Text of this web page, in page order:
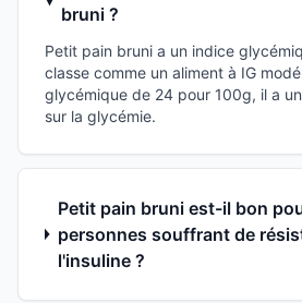
bruni ?
Petit pain bruni a un indice
classe comme un aliment à IG
glycémique de 24 pour 100g, il a
sur la glycémie.
Petit pain bruni est-il bon
personnes souffrant de
l'insuline ?